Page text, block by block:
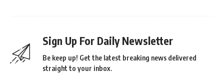
Sign Up For Daily Newsletter
Be keep up! Get the latest breaking news delivered
straight to your inbox.